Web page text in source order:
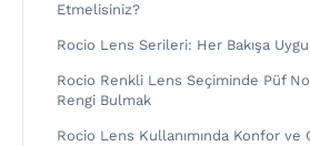
Etmelisiniz?
Rocio Lens Serileri: Her Bakışa
Rocio Renkli Lens Seçiminde Püf
Rengi Bulmak
Rocio Lens Kullanımında Konfor ve